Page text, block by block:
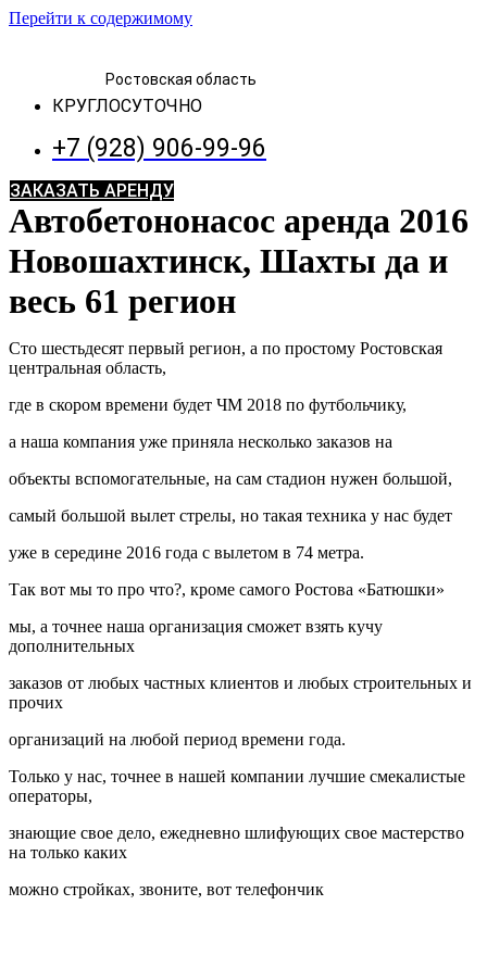
Перейти к содержимому
Ростовская область
КРУГЛОСУТОЧНО
+7 (928) 906-99-96
ЗАКАЗАТЬ АРЕНДУ
Автобетононасос аренда 2016
Новошахтинск, Шахты да и
весь 61 регион
Сто шестьдесят первый регион, а по простому Ростовская
центральная область,
где в скором времени будет ЧМ 2018 по футбольчику,
а наша компания уже приняла несколько заказов на
объекты вспомогательные, на сам стадион нужен большой,
самый большой вылет стрелы, но такая техника у нас будет
уже в середине 2016 года с вылетом в 74 метра.
Так вот мы то про что?, кроме самого Ростова «Батюшки»
мы, а точнее наша организация сможет взять кучу
дополнительных
заказов от любых частных клиентов и любых строительных и
прочих
организаций на любой период времени года.
Только у нас, точнее в нашей компании лучшие смекалистые
операторы,
знающие свое дело, ежедневно шлифующих свое мастерство
на только каких
можно стройках, звоните, вот телефончик